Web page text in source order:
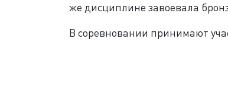
же дисциплине завоевала
В соревновании принимают